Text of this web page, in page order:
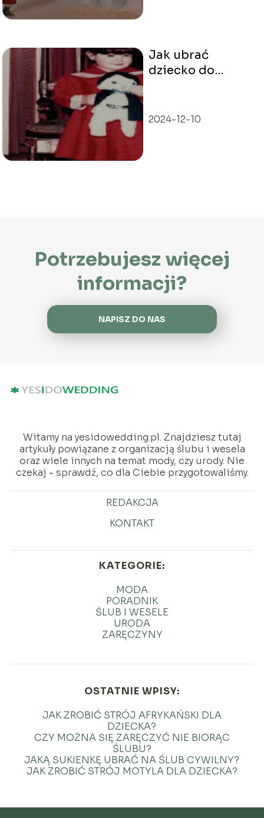
Jak ubrać
dziecko do
2024-12-10
Potrzebujesz więcej
informacji?
NAPISZ DO NAS
Witamy na yesidowedding.pl. Znajdziesz tutaj
artykuły powiązane z organizacją ślubu i wesela
oraz wiele innych na temat mody, czy urody. Nie
czekaj - sprawdź, co dla Ciebie przygotowaliśmy.
REDAKCJA
KONTAKT
KATEGORIE:
MODA
PORADNIK
ŚLUB I WESELE
URODA
ZARĘCZYNY
OSTATNIE WPISY:
JAK ZROBIĆ STRÓJ AFRYKAŃSKI DLA
DZIECKA?
CZY MOŻNA SIĘ ZARĘCZYĆ NIE BIORĄC
ŚLUBU?
JAKĄ SUKIENKĘ UBRAĆ NA ŚLUB CYWILNY?
JAK ZROBIĆ STRÓJ MOTYLA DLA DZIECKA?